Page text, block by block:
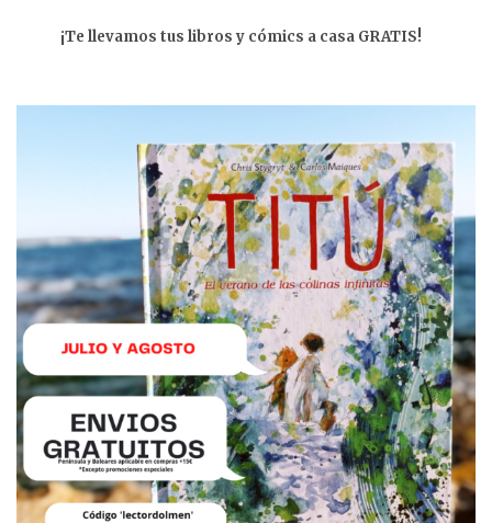
¡Te llevamos tus libros y cómics a casa GRATIS!